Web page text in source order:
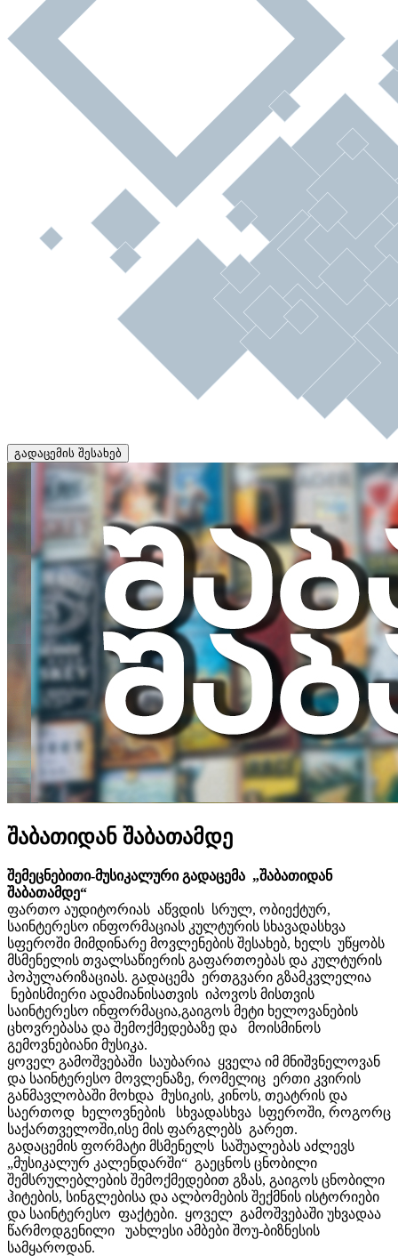
გადაცემის შესახებ
შაბათიდან შაბათამდე
შემეცნებითი-მუსიკალური გადაცემა „შაბათიდან
შაბათამდე“
ფართო აუდიტორიას აწვდის სრულ, ობიექტურ,
საინტერესო ინფორმაციას კულტურის სხავადასხვა
სფეროში მიმდინარე მოვლენების შესახებ, ხელს უწყობს
მსმენელის თვალსაწიერის გაფართოებას და კულტურის
პოპულარიზაციას. გადაცემა ერთგვარი გზამკვლელია
ნებისმიერი ადამიანისათვის იპოვოს მისთვის
საინტერესო ინფორმაცია,გაიგოს მეტი ხელოვანების
ცხოვრებასა და შემოქმედებაზე და მოისმინოს
გემოვნებიანი მუსიკა.
ყოველ გამოშვებაში საუბარია ყველა იმ მნიშვნელოვან
და საინტერესო მოვლენაზე, რომელიც ერთი კვირის
განმავლობაში მოხდა მუსიკის, კინოს, თეატრის და
საერთოდ ხელოვნების სხვადასხვა სფეროში, როგორც
საქართველოში,ისე მის ფარგლებს გარეთ.
გადაცემის ფორმატი მსმენელს საშუალებას აძლევს
„მუსიკალურ კალენდარში“ გაეცნოს ცნობილი
შემსრულებლების შემოქმედებით გზას, გაიგოს ცნობილი
ჰიტების, სინგლებისა და ალბომების შექმნის ისტორიები
და საინტერესო ფაქტები. ყოველ გამოშვებაში უხვადაა
წარმოდგენილი უახლესი ამბები შოუ-ბიზნესის
სამყაროდან.